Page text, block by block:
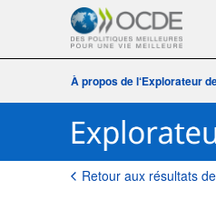
À propos de l‘Explorateur
Retour aux résultats